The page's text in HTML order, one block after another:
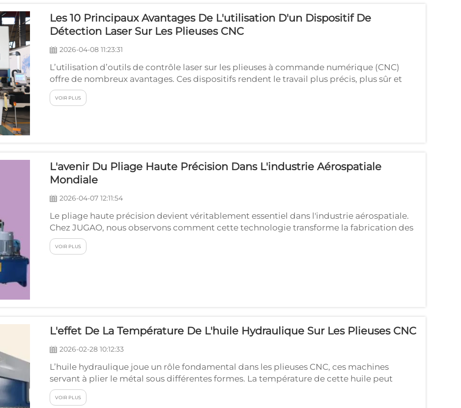
Les 10 Principaux Avantages De L'utilisation D'un Dispositif De
Détection Laser Sur Les Plieuses CNC
2026-04-08 11:23:31
L’utilisation d’outils de contrôle laser sur les plieuses à commande numérique (CNC)
offre de nombreux avantages. Ces dispositifs rendent le travail plus précis, plus sûr et
plus rapide. Les plieuses à commande numérique (CNC) sont des machines qui plient
des tôles métalliques sous diverses formes. Grâce à un dispositif de contrôle laser, vous
VOIR PLUS
L'avenir Du Pliage Haute Précision Dans L'industrie Aérospatiale
Mondiale
2026-04-07 12:11:54
Le pliage haute précision devient véritablement essentiel dans l'industrie aérospatiale.
Chez JUGAO, nous observons comment cette technologie transforme la fabrication des
pièces destinées aux avions et aux engins spatiaux. Elle permet aux fabricants de créer
des formes et des angles extrêmement précis, ce qui est critique...
VOIR PLUS
L'effet De La Température De L'huile Hydraulique Sur Les Plieuses CNC
2026-02-28 10:12:33
L’huile hydraulique joue un rôle fondamental dans les plieuses CNC, ces machines
servant à plier le métal sous différentes formes. La température de cette huile peut
influencer les performances de la machine. Si l’huile devient trop chaude ou trop froide,
cela provoque certains problèmes. Par exemple, une huile trop chaude peut...
VOIR PLUS